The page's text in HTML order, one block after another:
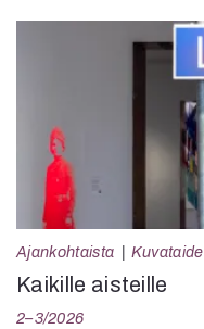
Ajankohtaista Kuvataide
Kaikille aisteille
2–3/2026